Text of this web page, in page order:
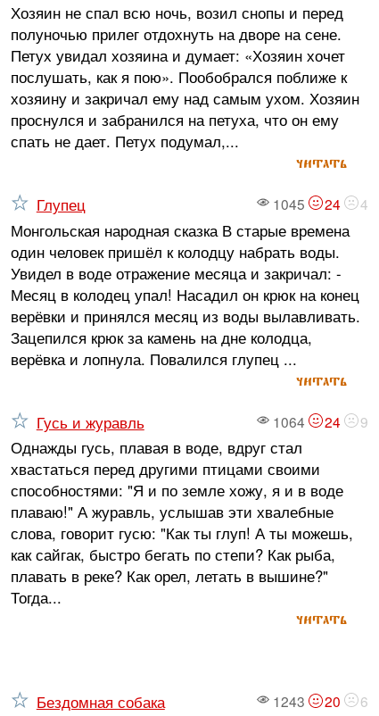
Хозяин не спал всю ночь, возил снопы и перед
полуночью прилег отдохнуть на дворе на сене.
Петух увидал хозяина и думает: «Хозяин хочет
послушать, как я пою». Пообобрался поближе к
хозяину и закричал ему над самым ухом. Хозяин
проснулся и забранился на петуха, что он ему
спать не дает. Петух подумал,...
читать
1045 24 4
Глупец
Монгольская народная сказка В старые времена
один человек пришёл к колодцу набрать воды.
Увидел в воде отражение месяца и закричал: -
Месяц в колодец упал! Насадил он крюк на конец
верёвки и принялся месяц из воды вылавливать.
Зацепился крюк за камень на дне колодца,
верёвка и лопнула. Повалился глупец ...
читать
1064 24 9
Гусь и журавль
Однажды гусь, плавая в воде, вдруг стал
хвастаться перед другими птицами своими
способностями: "Я и по земле хожу, я и в воде
плаваю!" А журавль, услышав эти хвалебные
слова, говорит гусю: "Как ты глуп! А ты можешь,
как сайгак, быстро бегать по степи? Как рыба,
плавать в реке? Как орел, летать в вышине?"
Тогда...
читать
1243 20 6
Бездомная собака